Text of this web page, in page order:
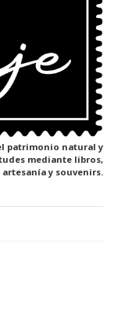
patrimonio natural y
mediante libros,
y souvenirs.